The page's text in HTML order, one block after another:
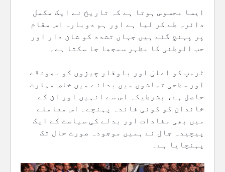
ایسا محسوس ہوتا ہے کہ تاریخ نے ایک مکمل
دائرہ طے کر لیا ہے اور ہم دوبارہ اس مقام
پر پہنچ گئے ہیں جہاں تشدد کو شان دار اور
حب الوطنی کا مظہر سمجھا جا سکتا ہے۔
ٹرمپ کو اعلیٰ اور باوقار چیزوں کو بھونڈے
اور سطحی تماشوں میں بدلنے میں خاص مہارت
حاصل ہے، بشرطیکہ اس سے انہیں اور ان کے
خاندان کو کوئی فائدہ پہنچے۔ اس معاملے
میں بھی مفادات اور بدلے کی سیاست کے ایک
پیچیدہ جال نے ہمیں موجودہ صورت حال تک
پہنچایا ہے۔